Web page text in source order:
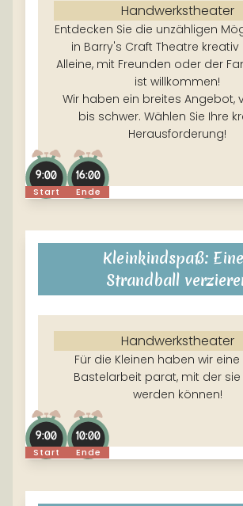
Handwerkstheater
Entdecken Sie die unzähligen
in Barry's Craft Theatre kreativ
Alleine, mit Freunden oder der
ist willkommen!
Wir haben ein breites Angebot,
bis schwer. Wählen Sie Ihre
Herausforderung!
Start
9:00
Ende
16:00
Kleinkindspaß:
Strandball
Handwerkstheater
Für die Kleinen haben wir
Bastelarbeit parat, mit der
werden können!
Start
9:00
Ende
10:00